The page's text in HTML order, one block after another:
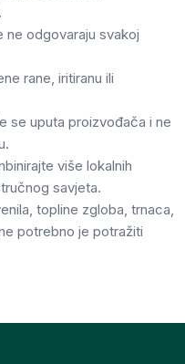
ne odgovaraju svakoj
rane, iritiranu ili
se uputa proizvođača i ne
više lokalnih
savjeta.
topline zgloba, trnaca,
potrebno je potražiti